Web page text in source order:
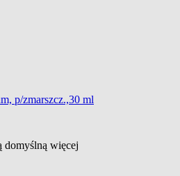
p/zmarszcz.,30 ml
domyślną więcej